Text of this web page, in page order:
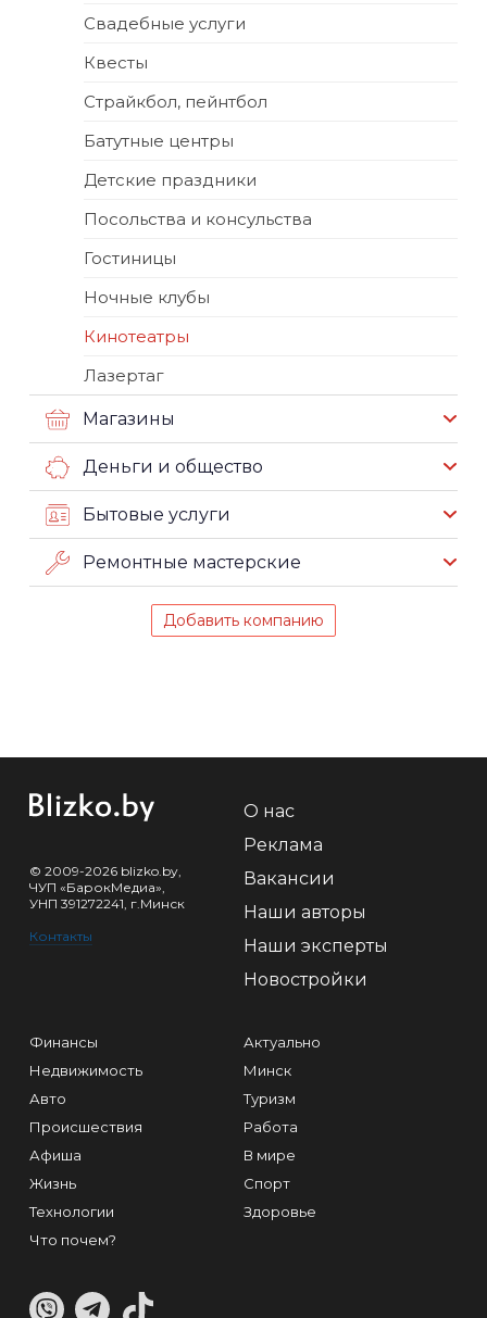
Свадебные услуги
Квесты
Страйкбол, пейнтбол
Батутные центры
Детские праздники
Посольства и консульства
Гостиницы
Ночные клубы
Кинотеатры
Лазертаг
Магазины
Деньги и общество
Бытовые услуги
Ремонтные мастерские
Добавить компанию
© 2009-2026 blizko.by,
ЧУП «БарокМедиа»,
УНП 391272241, г.Минск
Контакты
О нас
Реклама
Вакансии
Наши авторы
Наши эксперты
Новостройки
Финансы
Недвижимость
Авто
Происшествия
Афиша
Жизнь
Технологии
Что почем?
Актуально
Минск
Туризм
Работа
В мире
Спорт
Здоровье